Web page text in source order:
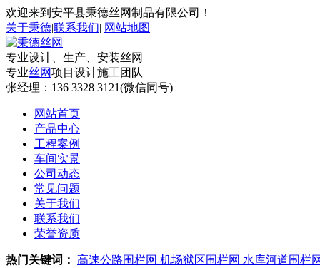
欢迎来到安平县秉德丝网制品有限公司！
关于秉德|联系我们| 网站地图
专业设计、生产、安装丝网
专业丝网项目设计施工团队
张经理： 136 3328 3121(微信同号)
网站首页
产品中心
工程案例
车间实景
公司动态
常见问题
关于我们
联系我们
荣誉资质
热门关键词： 高速公路围栏网 机场狱区围栏网 水库河道围栏